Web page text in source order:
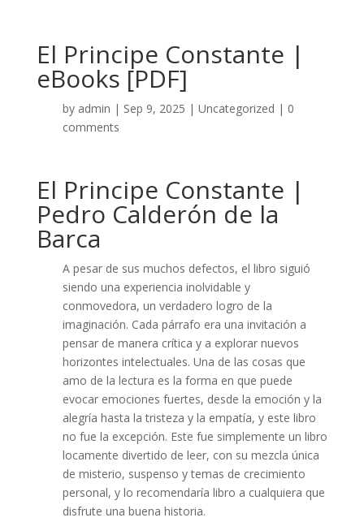
El Principe Constante |
eBooks [PDF]
by admin | Sep 9, 2025 | Uncategorized | 0
comments
El Principe Constante |
Pedro Calderón de la
Barca
A pesar de sus muchos defectos, el libro siguió
siendo una experiencia inolvidable y
conmovedora, un verdadero logro de la
imaginación. Cada párrafo era una invitación a
pensar de manera crítica y a explorar nuevos
horizontes intelectuales. Una de las cosas que
amo de la lectura es la forma en que puede
evocar emociones fuertes, desde la emoción y la
alegría hasta la tristeza y la empatía, y este libro
no fue la excepción. Este fue simplemente un libro
locamente divertido de leer, con su mezcla única
de misterio, suspenso y temas de crecimiento
personal, y lo recomendaría libro a cualquiera que
disfrute una buena historia.